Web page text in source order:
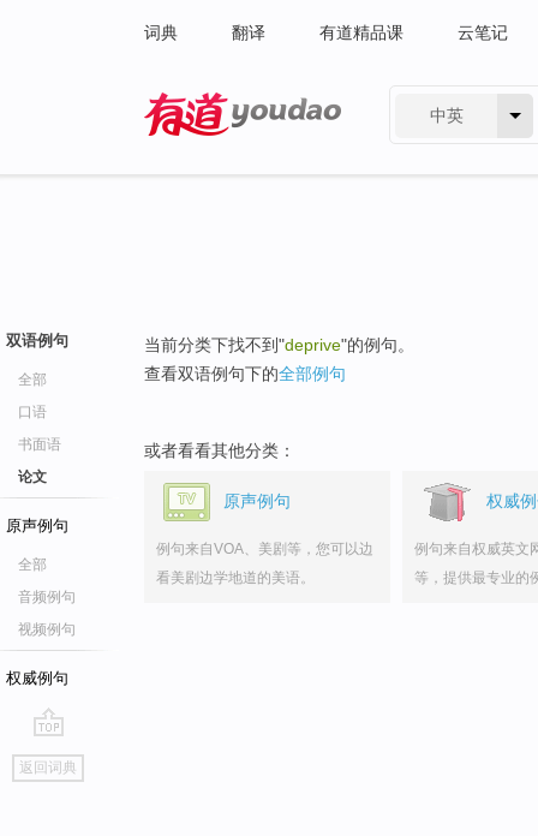
词典 翻译 有道精品课 云笔记
中英
双语例句
全部
口语
书面语
论文
原声例句
全部
音频例句
视频例句
权威例句
go
top
返回词典
当前分类下找不到"deprive"的例句。
查看双语例句下的全部例句
或者看看其他分类：
原声例句
例句来自VOA、美剧等，您可以边
看美剧边学地道的美语。
权威
例句来自权威英文
等，提供最专业的